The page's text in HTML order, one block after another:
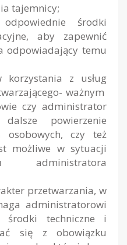
tajemnicy;
środki
aby zapewnić
odpowiadający temu
korzystania z usług
ważnym
czy administrator
powierzenie
osobowych, czy też
możliwe w sytuacji
administratora
przetwarzania, w
administratorowi
środki techniczne i
się z obowiązku